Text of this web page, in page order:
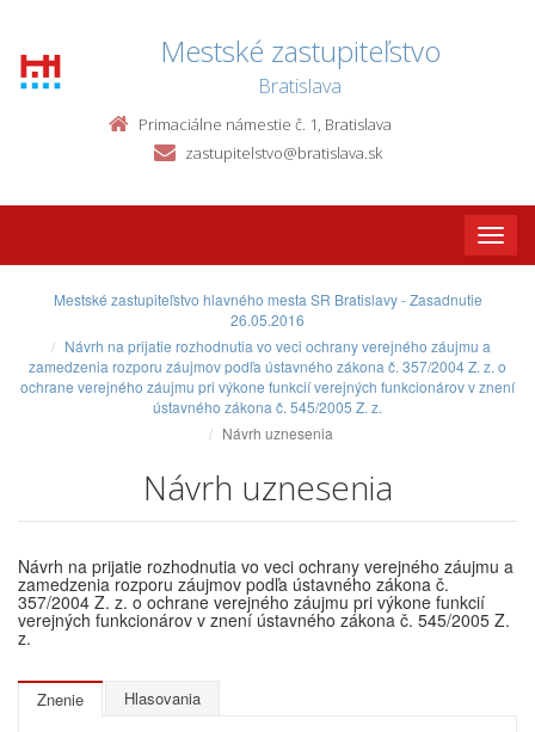
Mestské zastupiteľstvo
Bratislava
Primaciálne námestie č. 1, Bratislava
zastupitelstvo@bratislava.sk
Toggle
Mestské zastupiteľstvo hlavného mesta SR Bratislavy - Zasadnutie
26.05.2016
Návrh na prijatie rozhodnutia vo veci ochrany verejného záujmu a
zamedzenia rozporu záujmov podľa ústavného zákona č. 357/2004 Z. z. o
ochrane verejného záujmu pri výkone funkcií verejných funkcionárov v znení
ústavného zákona č. 545/2005 Z. z.
Návrh uznesenia
Návrh uznesenia
Návrh na prijatie rozhodnutia vo veci ochrany verejného záujmu a
zamedzenia rozporu záujmov podľa ústavného zákona č.
357/2004 Z. z. o ochrane verejného záujmu pri výkone funkcií
verejných funkcionárov v znení ústavného zákona č. 545/2005 Z.
z.
Znenie Hlasovania